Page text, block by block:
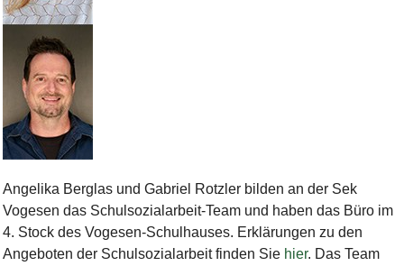
Angelika Berglas und Gabriel Rotzler bilden an der Sek
Vogesen das Schulsozialarbeit-Team und haben das Büro im
4. Stock des Vogesen-Schulhauses. Erklärungen zu den
Angeboten der Schulsozialarbeit finden Sie hier. Das Team